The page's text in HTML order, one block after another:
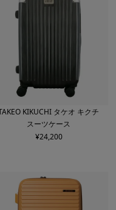
KIKUCHI タケオ キクチ
スーツケース
¥24,200